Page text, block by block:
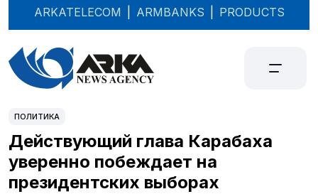
ARKATELECOM ARMBANKS PRODUCTS
ПОЛИТИКА
Действующий глава Карабаха
уверенно побеждает на
президентских выборах